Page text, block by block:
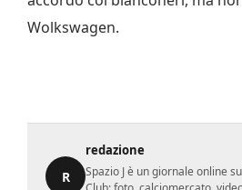
Wolkswagen.
R
redazione
Spazio J è un giornale online